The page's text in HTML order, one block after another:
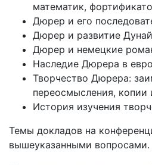
математик,
Дюрер и его
Дюрер и развитие
Дюрер и немецкие
Наследие Дюрера в
Творчество Дюрера:
переосмысления, копии
История изучения
Темы докладов на
вышеуказанными вопросами.